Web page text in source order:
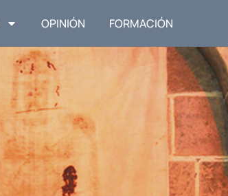
OPINIÓN FORMACIÓN